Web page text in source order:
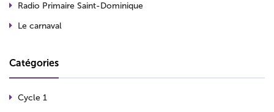
Radio Primaire Saint-Dominique
Le carnaval
Catégories
Cycle 1